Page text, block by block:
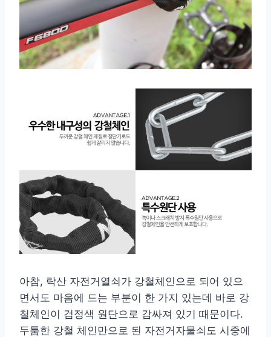
아참, 락산 자전거열쇠가 강철체인으로 되어 있으
면서도 마음에 드는 부분이 한 가지 있는데 바로 강
철체인이 검정색 원단으로 감싸져 있기 때문이다.
두툼한 강철 체인만으로 된 자전거자물쇠도 시중에